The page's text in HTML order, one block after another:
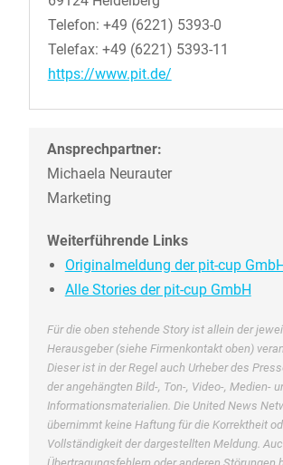
Telefon: +49 (6221) 5393-0
Telefax: +49 (6221) 5393-11
https://www.pit.de/
Ansprechpartner:
Michaela Neurauter
Marketing
Weiterführende Links
Originalmeldung der pit-cup
Alle Stories der pit-cup GmbH
Für die oben stehende Story ist allein der
Herausgeber (siehe Firmenkontakt oben)
Dieser ist in der Regel auch Urheber des
der angehängten Bild-, Ton-, Video-, Medien-
Informationsmaterialien. Die United News
übernimmt keine Haftung für die Korrektheit
Vollständigkeit der dargestellten Meldung.